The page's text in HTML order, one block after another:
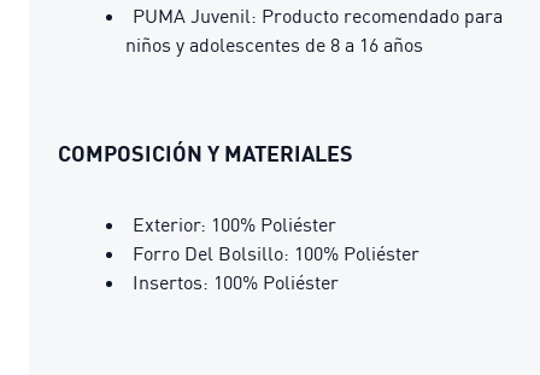
PUMA Juvenil: Producto recomendado para
niños y adolescentes de 8 a 16 años
COMPOSICIÓN Y MATERIALES
Exterior: 100% Poliéster
Forro Del Bolsillo: 100% Poliéster
Insertos: 100% Poliéster